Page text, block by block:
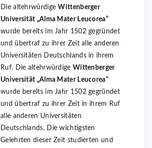
Die altehrwürdigeWittenberger
Universität „Alma Mater Leucorea“
wurde bereits im Jahr 1502 gegründet
und übertraf zu ihrer Zeit alle anderen
Universitäten Deutschlands in ihrem
Ruf. Die altehrwürdige Wittenberger
Universität „Alma Mater Leucorea“
wurde bereits im Jahr 1502 gegründet
und übertraf zu ihrer Zeit in ihrem Ruf
alle anderen Universitäten
Deutschlands. Die wichtigsten
Gelehrten dieser Zeit studierten und